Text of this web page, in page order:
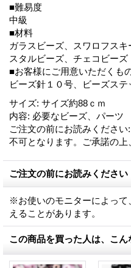
■難易度
中級
■材料
ガラスビーズ、スワロフス
スタルビーズ、チェコビーズ
■お客様にご用意いただくも
ビーズ針１０号、ビーズステ
サイズ: サイズ約88ｃｍ
内容: 必要なビーズ、パーツ
ご注文の前にお読みください:
不可となります。ご承諾の上
ご注文の前にお読みください
※お使いのモニターによって
えることがあります。
この商品を買った人は、こ